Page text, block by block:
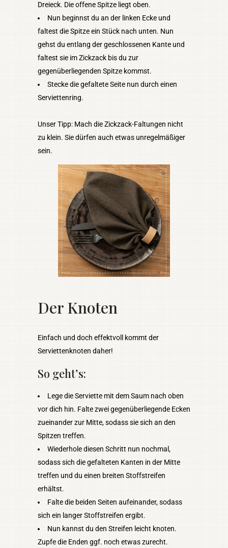
Dreieck. Die offene Spitze liegt oben.
Nun beginnst du an der linken Ecke und
faltest die Spitze ein Stück nach unten. Nun
gehst du entlang der geschlossenen Kante und
faltest sie im Zickzack bis du zur
gegenüberliegenden Spitze kommst.
Stecke die gefaltete Seite nun durch einen
Serviettenring.
Unser Tipp: Mach die Zickzack-Faltungen nicht
zu klein. Sie dürfen auch etwas unregelmäßiger
sein.
Der Knoten
Einfach und doch effektvoll kommt der
Serviettenknoten daher!
So geht’s:
Lege die Serviette mit dem Saum nach oben
vor dich hin. Falte zwei gegenüberliegende Ecken
zueinander zur Mitte, sodass sie sich an den
Spitzen treffen.
Wiederhole diesen Schritt nun nochmal,
sodass sich die gefalteten Kanten in der Mitte
treffen und du einen breiten Stoffstreifen
erhältst.
Falte die beiden Seiten aufeinander, sodass
sich ein langer Stoffstreifen ergibt.
Nun kannst du den Streifen leicht knoten.
Zupfe die Enden ggf. noch etwas zurecht.